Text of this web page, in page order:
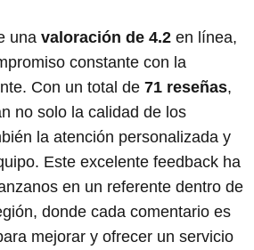
una valoración de 4.2 en línea,
constante con la
Con un total de 71 reseñas,
no solo la calidad de los
la atención personalizada y
Este excelente feedback ha
en un referente dentro de
donde cada comentario es
mejorar y ofrecer un servicio